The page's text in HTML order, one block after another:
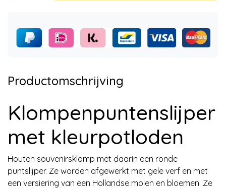
Productomschrijving
Klompenpuntenslijper
met kleurpotloden
Houten souvenirsklomp met daarin een ronde
puntslijper. Ze worden afgewerkt met gele verf en met
een versiering van een Hollandse molen en bloemen. Ze